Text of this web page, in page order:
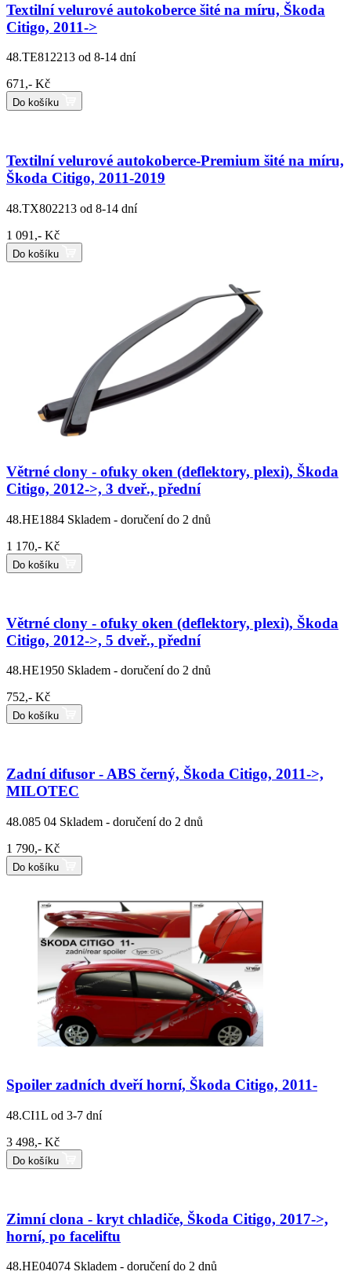
Textilní velurové autokoberce šité na míru, Škoda
Citigo, 2011->
48.TE812213 od 8-14 dní
671,- Kč
Do košíku
Textilní velurové autokoberce-Premium šité na míru,
Škoda Citigo, 2011-2019
48.TX802213 od 8-14 dní
1 091,- Kč
Do košíku
Větrné clony - ofuky oken (deflektory, plexi), Škoda
Citigo, 2012->, 3 dveř., přední
48.HE1884 Skladem - doručení do 2 dnů
1 170,- Kč
Do košíku
Větrné clony - ofuky oken (deflektory, plexi), Škoda
Citigo, 2012->, 5 dveř., přední
48.HE1950 Skladem - doručení do 2 dnů
752,- Kč
Do košíku
Zadní difusor - ABS černý, Škoda Citigo, 2011->,
MILOTEC
48.085 04 Skladem - doručení do 2 dnů
1 790,- Kč
Do košíku
Spoiler zadních dveří horní, Škoda Citigo, 2011-
48.CI1L od 3-7 dní
3 498,- Kč
Do košíku
Zimní clona - kryt chladiče, Škoda Citigo, 2017->,
horní, po faceliftu
48.HE04074 Skladem - doručení do 2 dnů